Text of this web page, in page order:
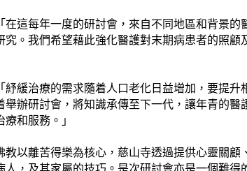
在這每年一度的研討會，來自不同地區和背景
究。我們希望藉此強化醫護對末期病患者的照
紓緩治療的需求隨着人口老化日益增加，要提
舉辦研討會，將知識承傳至下一代，讓年青的
和服務。」
教以離苦得樂為核心，慈山寺透過提供心靈關